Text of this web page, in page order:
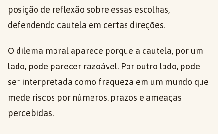
posição de reflexão sobre essas escolhas,
defendendo cautela em certas direções.
O dilema moral aparece porque a cautela, por um
lado, pode parecer razoável. Por outro lado, pode
ser interpretada como fraqueza em um mundo que
mede riscos por números, prazos e ameaças
percebidas.